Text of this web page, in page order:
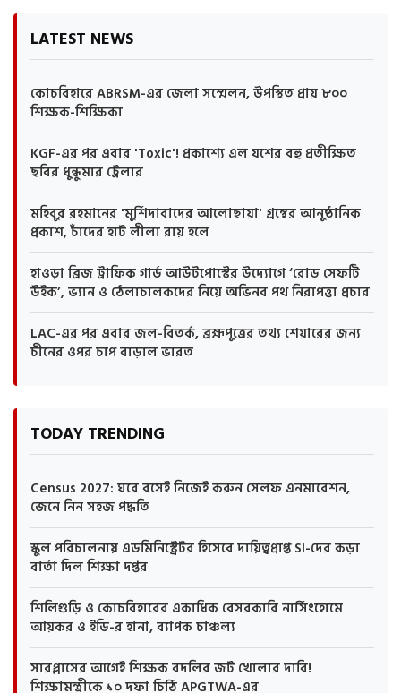
LATEST NEWS
কোচবিহারে ABRSM-এর জেলা সম্মেলন, উপস্থিত প্রায় ৮০০
শিক্ষক-শিক্ষিকা
KGF-এর পর এবার 'Toxic'! প্রকাশ্যে এল যশের বহু প্রতীক্ষিত
ছবির ধুন্ধুমার ট্রেলার
মহিবুর রহমানের 'মুর্শিদাবাদের আলোছায়া' গ্রন্থের আনুষ্ঠানিক
প্রকাশ, চাঁদের হাট লীলা রায় হলে
হাওড়া ব্রিজ ট্রাফিক গার্ড আউটপোস্টের উদ্যোগে ‘রোড সেফটি
উইক’, ভ্যান ও ঠেলাচালকদের নিয়ে অভিনব পথ নিরাপত্তা প্রচার
LAC-এর পর এবার জল-বিতর্ক, ব্রহ্মপুত্রের তথ্য শেয়ারের জন্য
চীনের ওপর চাপ বাড়াল ভারত
TODAY TRENDING
Census 2027: ঘরে বসেই নিজেই করুন সেলফ এনমারেশন,
জেনে নিন সহজ পদ্ধতি
স্কুল পরিচালনায় এডমিনিস্ট্রেটর হিসেবে দায়িত্বপ্রাপ্ত SI-দের কড়া
বার্তা দিল শিক্ষা দপ্তর
শিলিগুড়ি ও কোচবিহারের একাধিক বেসরকারি নার্সিংহোমে
আয়কর ও ইডি-র হানা, ব্যাপক চাঞ্চল্য
সারপ্লাসের আগেই শিক্ষক বদলির জট খোলার দাবি!
শিক্ষামন্ত্রীকে ১০ দফা চিঠি APGTWA-এর